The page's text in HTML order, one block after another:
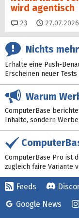
wird agentisch
23 Kommentare
27.07.2026
Nichts
Erhalte eine Push-
Erscheinen neuer
Warum
ComputerBase
Inhalte, sondern
ComputerBase Pro ist
zugleich faire Variante
Feeds
Google News